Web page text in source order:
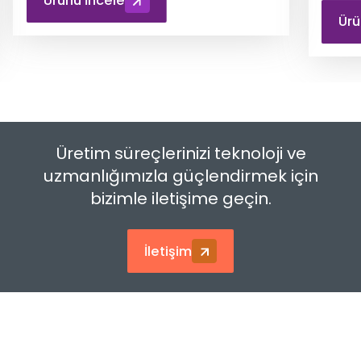
Ürünü İncele
Üretim süreçlerinizi teknoloji ve
uzmanlığımızla güçlendirmek için
bizimle iletişime geçin.
İletişim